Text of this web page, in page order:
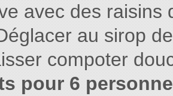
avec des raisins
au sirop
compoter
pour 6